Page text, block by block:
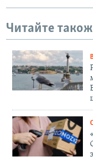
Читайте також